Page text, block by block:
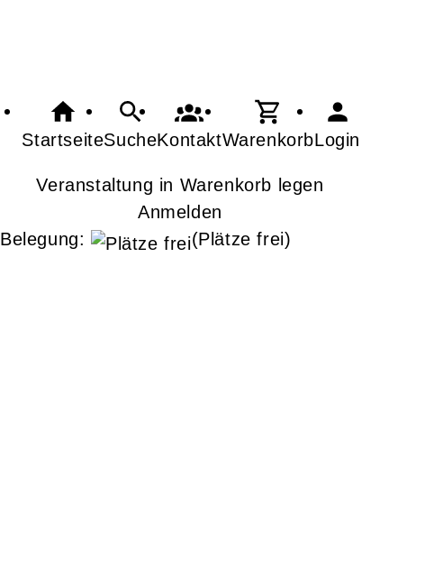
StartseiteSucheKontaktWarenkorbLogin
Veranstaltung in Warenkorb legen
Anmelden
Belegung:
(Plätze frei)